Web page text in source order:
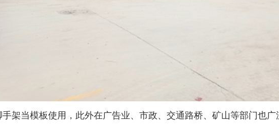
架当模板使用，此外在广告业、市政、交通路桥、矿山等部门也广